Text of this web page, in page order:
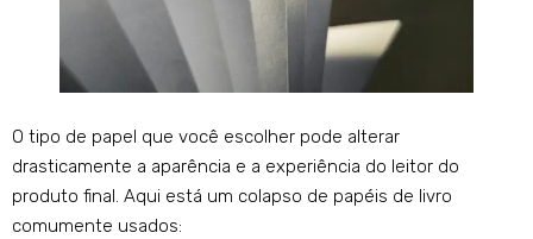
O tipo de papel que você escolher pode alterar
drasticamente a aparência e a experiência do leitor do
produto final. Aqui está um colapso de papéis de livro
comumente usados: